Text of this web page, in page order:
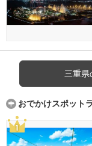
三重県
おでかけスポット